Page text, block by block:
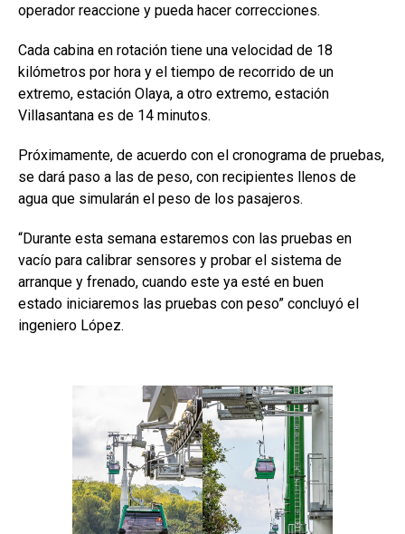
operador reaccione y pueda hacer correcciones.
Cada cabina en rotación tiene una velocidad de 18
kilómetros por hora y el tiempo de recorrido de un
extremo, estación Olaya, a otro extremo, estación
Villasantana es de 14 minutos.
Próximamente, de acuerdo con el cronograma de pruebas,
se dará paso a las de peso, con recipientes llenos de
agua que simularán el peso de los pasajeros.
“Durante esta semana estaremos con las pruebas en
vacío para calibrar sensores y probar el sistema de
arranque y frenado, cuando este ya esté en buen
estado iniciaremos las pruebas con peso” concluyó el
ingeniero López.